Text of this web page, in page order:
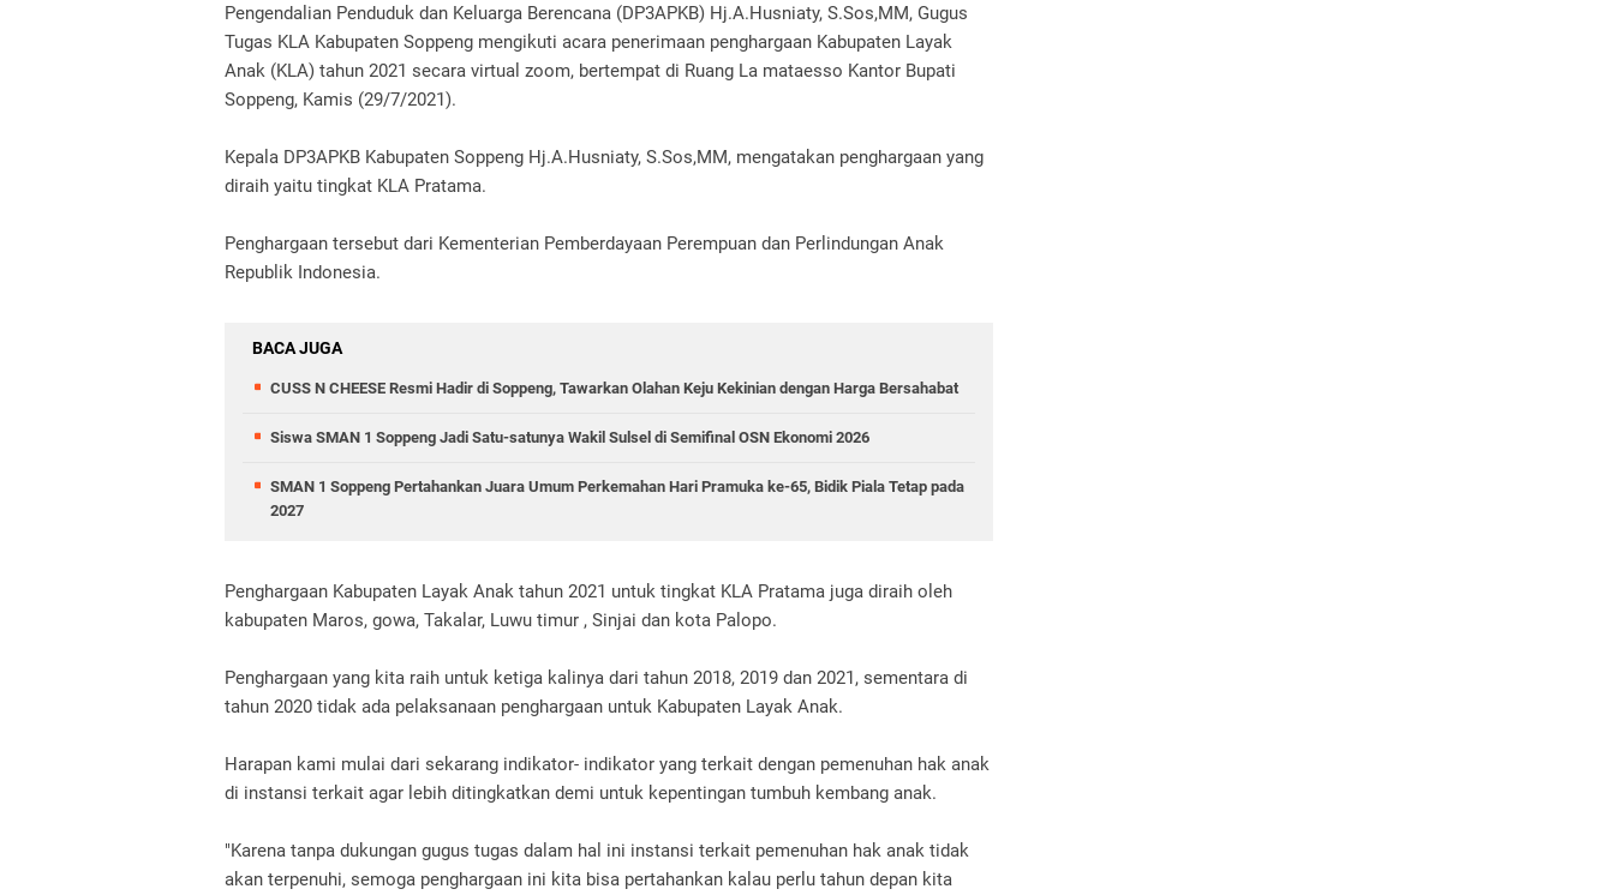
Pengendalian Penduduk dan Keluarga Berencana (DP3APKB) Hj.A.Husniaty, S.Sos,MM, Gugus
Tugas KLA Kabupaten Soppeng mengikuti acara penerimaan penghargaan Kabupaten Layak
Anak (KLA) tahun 2021 secara virtual zoom, bertempat di Ruang La mataesso Kantor Bupati
Soppeng, Kamis (29/7/2021).
Kepala DP3APKB Kabupaten Soppeng Hj.A.Husniaty, S.Sos,MM, mengatakan penghargaan yang
diraih yaitu tingkat KLA Pratama.
Penghargaan tersebut dari Kementerian Pemberdayaan Perempuan dan Perlindungan Anak
Republik Indonesia.
BACA JUGA
CUSS N CHEESE Resmi Hadir di Soppeng, Tawarkan Olahan Keju Kekinian dengan Harga Bersahabat
Siswa SMAN 1 Soppeng Jadi Satu-satunya Wakil Sulsel di Semifinal OSN Ekonomi 2026
SMAN 1 Soppeng Pertahankan Juara Umum Perkemahan Hari Pramuka ke-65, Bidik Piala Tetap pada
2027
Penghargaan Kabupaten Layak Anak tahun 2021 untuk tingkat KLA Pratama juga diraih oleh
kabupaten Maros, gowa, Takalar, Luwu timur , Sinjai dan kota Palopo.
Penghargaan yang kita raih untuk ketiga kalinya dari tahun 2018, 2019 dan 2021, sementara di
tahun 2020 tidak ada pelaksanaan penghargaan untuk Kabupaten Layak Anak.
Harapan kami mulai dari sekarang indikator- indikator yang terkait dengan pemenuhan hak anak
di instansi terkait agar lebih ditingkatkan demi untuk kepentingan tumbuh kembang anak.
"Karena tanpa dukungan gugus tugas dalam hal ini instansi terkait pemenuhan hak anak tidak
akan terpenuhi, semoga penghargaan ini kita bisa pertahankan kalau perlu tahun depan kita